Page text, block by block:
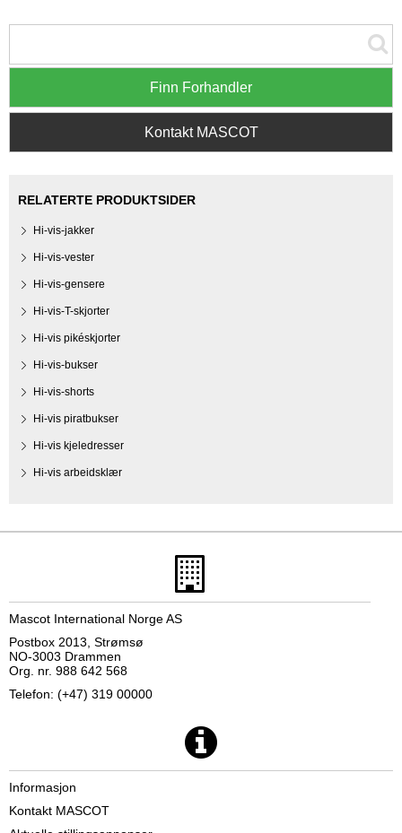
Finn Forhandler
Kontakt MASCOT
RELATERTE PRODUKTSIDER
Hi-vis-jakker
Hi-vis-vester
Hi-vis-gensere
Hi-vis-T-skjorter
Hi-vis pikéskjorter
Hi-vis-bukser
Hi-vis-shorts
Hi-vis piratbukser
Hi-vis kjeledresser
Hi-vis arbeidsklær
Mascot International Norge AS
Postbox 2013, Strømsø
NO-3003 Drammen
Org. nr. 988 642 568
Telefon: (+47) 319 00000
Informasjon
Kontakt MASCOT